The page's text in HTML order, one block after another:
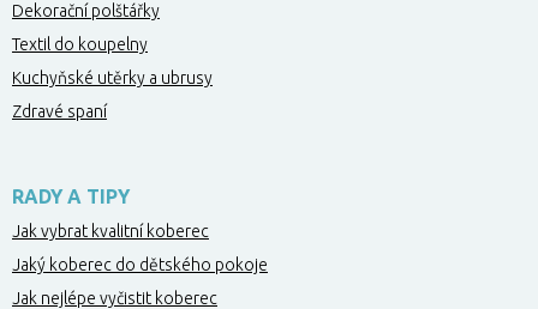
Dekorační polštářky
Textil do koupelny
Kuchyňské utěrky a ubrusy
Zdravé spaní
RADY A TIPY
Jak vybrat kvalitní koberec
Jaký koberec do dětského pokoje
Jak nejlépe vyčistit koberec